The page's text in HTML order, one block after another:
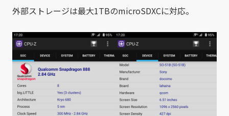
外部ストレージは最大1TBのmicroSDXCに対応。